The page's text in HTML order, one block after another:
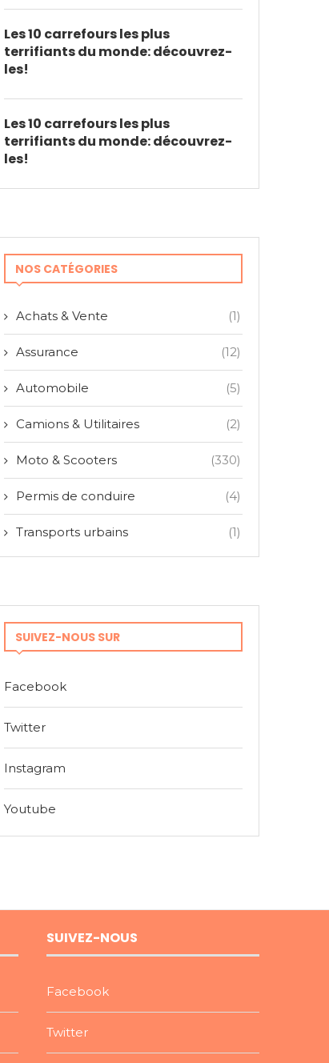
Les 10 carrefours les plus
terrifiants du monde: découvrez-
les!
Les 10 carrefours les plus
terrifiants du monde: découvrez-
les!
NOS CATÉGORIES
Achats & Vente (1)
Assurance (12)
Automobile (5)
Camions & Utilitaires (2)
Moto & Scooters (330)
Permis de conduire (4)
Transports urbains (1)
SUIVEZ-NOUS SUR
Facebook
Twitter
Instagram
Youtube
SUIVEZ-NOUS
Facebook
Twitter